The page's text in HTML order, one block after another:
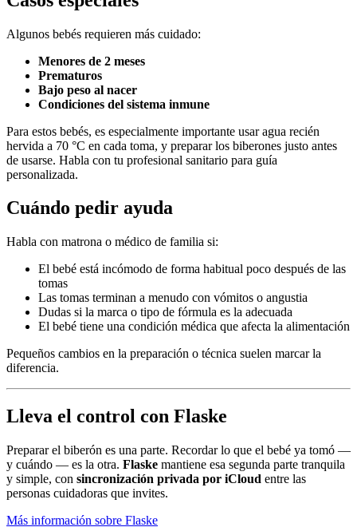
Algunos bebés requieren más cuidado:
Menores de 2 meses
Prematuros
Bajo peso al nacer
Condiciones del sistema inmune
Para estos bebés, es especialmente importante usar agua recién
hervida a 70 °C en cada toma, y preparar los biberones justo antes
de usarse. Habla con tu profesional sanitario para guía
personalizada.
Cuándo pedir ayuda
Habla con matrona o médico de familia si:
El bebé está incómodo de forma habitual poco después de las
tomas
Las tomas terminan a menudo con vómitos o angustia
Dudas si la marca o tipo de fórmula es la adecuada
El bebé tiene una condición médica que afecta la alimentación
Pequeños cambios en la preparación o técnica suelen marcar la
diferencia.
Lleva el control con Flaske
Preparar el biberón es una parte. Recordar lo que el bebé ya tomó —
y cuándo — es la otra. Flaske mantiene esa segunda parte tranquila
y simple, con sincronización privada por iCloud entre las
personas cuidadoras que invites.
Más información sobre Flaske